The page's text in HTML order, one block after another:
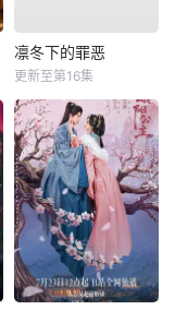
凛冬下的罪恶
更新至第16集